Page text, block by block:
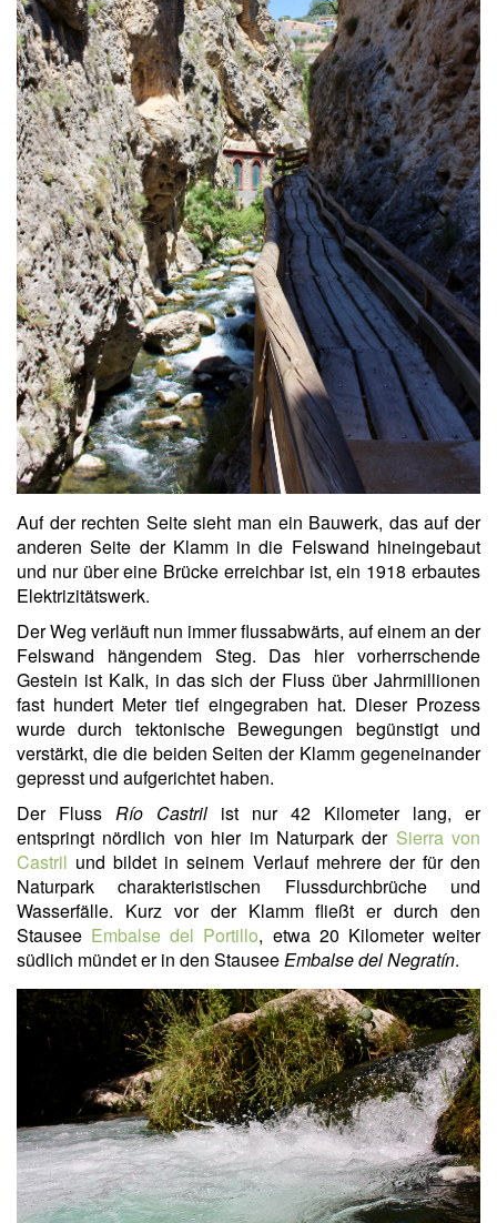
Auf der rechten Seite sieht man ein Bauwerk, das auf der
anderen Seite der Klamm in die Felswand hineingebaut
und nur über eine Brücke erreichbar ist, ein 1918 erbautes
Elektrizitätswerk.
Der Weg verläuft nun immer flussabwärts, auf einem an der
Felswand hängendem Steg. Das hier vorherrschende
Gestein ist Kalk, in das sich der Fluss über Jahrmillionen
fast hundert Meter tief eingegraben hat. Dieser Prozess
wurde durch tektonische Bewegungen begünstigt und
verstärkt, die die beiden Seiten der Klamm gegeneinander
gepresst und aufgerichtet haben.
Der Fluss Río Castril ist nur 42 Kilometer lang, er
entspringt nördlich von hier im Naturpark der Sierra von
Castril und bildet in seinem Verlauf mehrere der für den
Naturpark charakteristischen Flussdurchbrüche und
Wasserfälle. Kurz vor der Klamm fließt er durch den
Stausee Embalse del Portillo, etwa 20 Kilometer weiter
südlich mündet er in den StauseeEmbalse del Negratín.